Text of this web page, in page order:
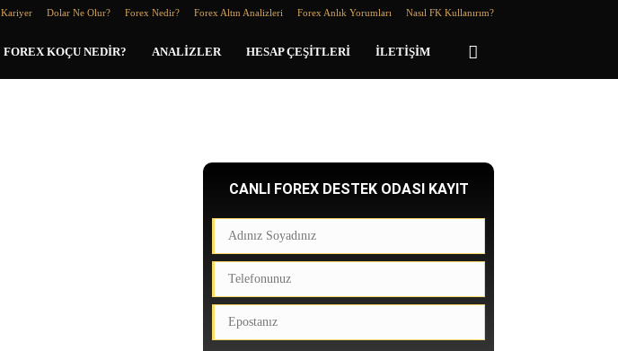
Kariyer Dolar Ne Olur? Forex Nedir? Forex Altın Analizleri Forex Anlık Yorumları Nasıl FK Kullanırım?
FOREX KOÇU NEDIR? ANALIZLER HESAP ÇEŞITLERI İLETIŞIM
CANLI FOREX DESTEK ODASI KAYIT